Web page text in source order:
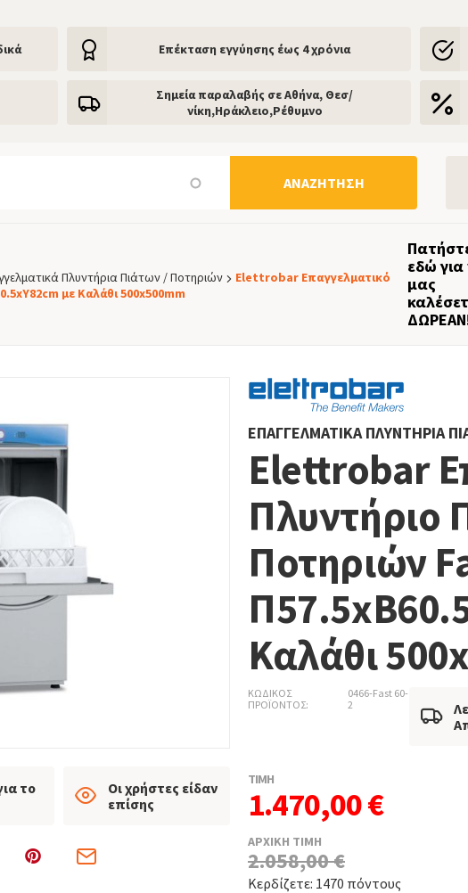
Eπέκταση εγγύησης έως 4 χρόνια
Σημεία παραλαβής σε Αθήνα, Θεσ/
νίκη,Ηράκλειο,Ρέθυμνο
ΑΝΑΖΉΤΗΣΗ
Πλυντήρια Πιάτων / Ποτηριών
Elettrobar Επαγγελματικό
με Καλάθι 500x500mm
εδώ για
μας
το
Οι χρήστες είδαν
επίσης
ΕΠΑΓΓΕΛΜΑΤΙΚΆ ΠΛΥΝΤΉΡΙΑ
Elettrobar
Πλυντήριο
Ποτηριών
Καλάθι
ΚΩΔΙΚΟΣ
ΠΡΟΪΟΝΤΟΣ
0466-Fast 60-
2
ΤΙΜΗ
1.470,00 €
ΑΡΧΙΚΗ ΤΙΜΗ
2.058,00 €
Κερδίζετε: 1470 πόντους